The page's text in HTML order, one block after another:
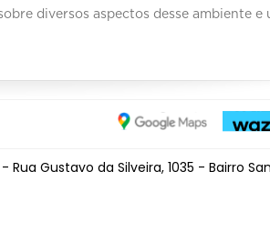
diversos aspectos desse ambiente e
Gustavo da Silveira, 1035 - Bairro